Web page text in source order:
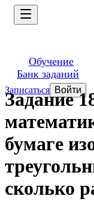
Обучение
Банк заданий
Записаться Войти
Задание
бумаге
сколько